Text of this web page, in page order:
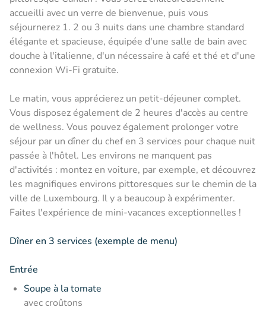
accueilli avec un verre de bienvenue, puis vous
séjournerez 1. 2 ou 3 nuits dans une chambre standard
élégante et spacieuse, équipée d'une salle de bain avec
douche à l'italienne, d'un nécessaire à café et thé et d'une
connexion Wi-Fi gratuite.
Le matin, vous apprécierez un petit-déjeuner complet.
Vous disposez également de 2 heures d'accès au centre
de wellness. Vous pouvez également prolonger votre
séjour par un dîner du chef en 3 services pour chaque nuit
passée à l'hôtel. Les environs ne manquent pas
d'activités : montez en voiture, par exemple, et découvrez
les magnifiques environs pittoresques sur le chemin de la
ville de Luxembourg. Il y a beaucoup à expérimenter.
Faites l'expérience de mini-vacances exceptionnelles !
Dîner en 3 services (exemple de menu)
Entrée
Soupe à la tomate
avec croûtons